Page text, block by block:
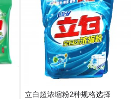
立白超浓缩粉2种规格选择